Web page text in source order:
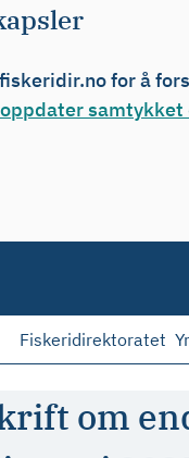
for å
Fiskeridirektoratet
om